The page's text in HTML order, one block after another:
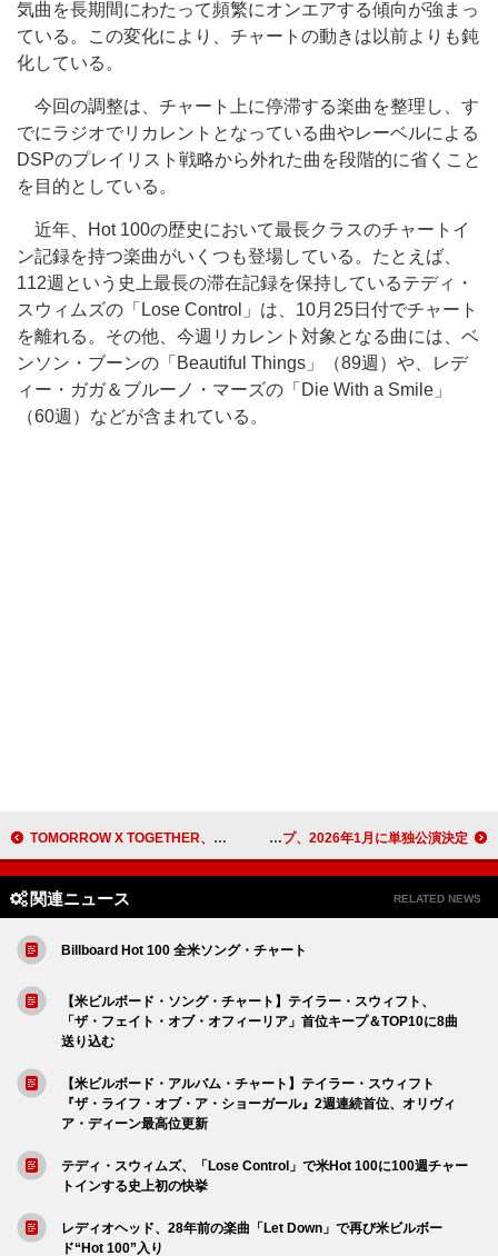
気曲を長期間にわたって頻繁にオンエアする傾向が強まっ
ている。この変化により、チャートの動きは以前よりも鈍
化している。
今回の調整は、チャート上に停滞する楽曲を整理し、す
でにラジオでリカレントとなっている曲やレーベルによる
DSPのプレイリスト戦略から外れた曲を段階的に省くこと
を目的としている。
近年、Hot 100の歴史において最長クラスのチャートイ
ン記録を持つ楽曲がいくつも登場している。たとえば、
112週という史上最長の滞在記録を保持しているテディ・
スウィムズの「Lose Control」は、10月25日付でチャート
を離れる。その他、今週リカレント対象となる曲には、ベ
ンソン・ブーンの「Beautiful Things」（89週）や、レデ
ィー・ガガ＆ブルーノ・マーズの「Die With a Smile」
（60週）などが含まれている。
TOMORROW X TOGETHER、最新曲含む5曲のMVをユニカビジョンで放映 ニーキャップ、2026年1月に単独公演決定
関連ニュース RELATED NEWS
Billboard Hot 100 全米ソング・チャート
【米ビルボード・ソング・チャート】テイラー・スウィフト、
「ザ・フェイト・オブ・オフィーリア」首位キープ＆TOP10に8曲
送り込む
【米ビルボード・アルバム・チャート】テイラー・スウィフト
『ザ・ライフ・オブ・ア・ショーガール』2週連続首位、オリヴィ
ア・ディーン最高位更新
テディ・スウィムズ、「Lose Control」で米Hot 100に100週チャー
トインする史上初の快挙
レディオヘッド、28年前の楽曲「Let Down」で再び米ビルボー
ド“Hot 100”入り